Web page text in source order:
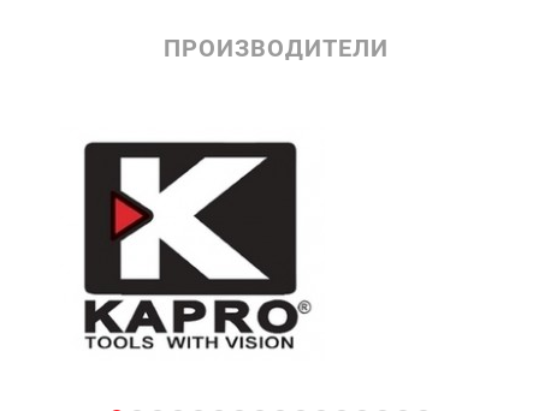
ПРОИЗВОДИТЕЛИ